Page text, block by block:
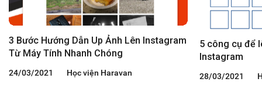
3 Bước Hướng Dẫn Up Ảnh Lên Instagram
Từ Máy Tính Nhanh Chóng
24/03/2021 Học viện Haravan
5 công cụ để
Instagram
28/03/2021